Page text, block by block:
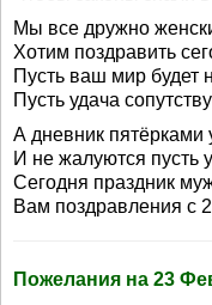
Мы все дружно
Хотим поздравить
Пусть ваш мир будет
Пусть удача
А дневник пятёрками
И не жалуются пусть
Сегодня праздник
Вам поздравления с
Пожелания на 23